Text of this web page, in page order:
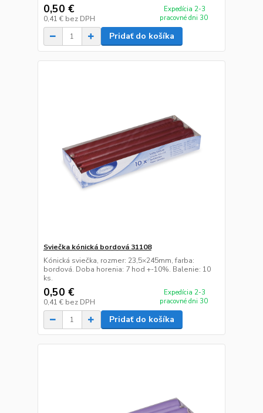
0,50 €
0,41 € bez DPH
Expedícia 2-3
pracovné dni 30
Pridať do košíka
Sviečka kónická bordová 31108
Kónická sviečka, rozmer: 23,5×245mm, farba:
bordová. Doba horenia: 7 hod +-10%. Balenie: 10
ks.
0,50 €
0,41 € bez DPH
Expedícia 2-3
pracovné dni 30
Pridať do košíka